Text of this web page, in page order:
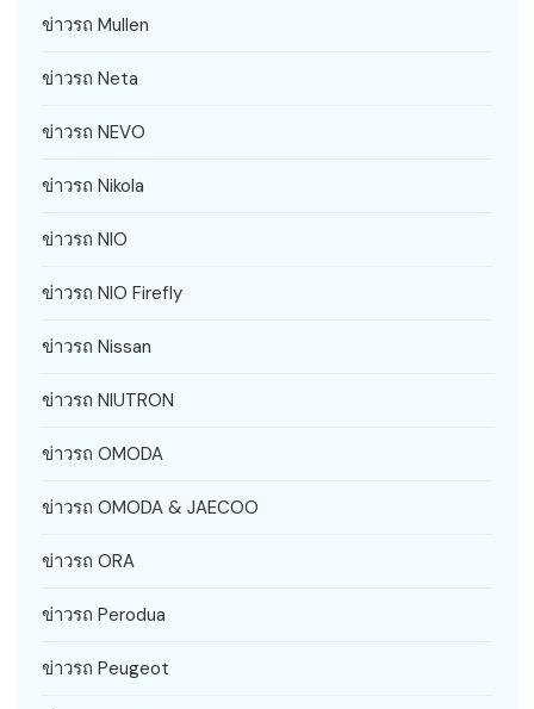
ข่าวรถ Mullen
ข่าวรถ Neta
ข่าวรถ NEVO
ข่าวรถ Nikola
ข่าวรถ NIO
ข่าวรถ NIO Firefly
ข่าวรถ Nissan
ข่าวรถ NIUTRON
ข่าวรถ OMODA
ข่าวรถ OMODA & JAECOO
ข่าวรถ ORA
ข่าวรถ Perodua
ข่าวรถ Peugeot